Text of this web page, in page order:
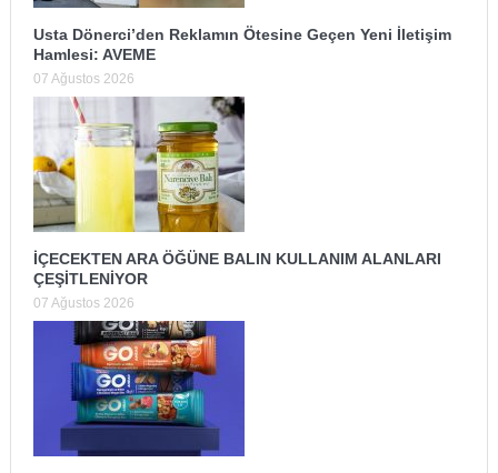
Usta Dönerci’den Reklamın Ötesine Geçen Yeni İletişim
Hamlesi: AVEME
07 Ağustos 2026
İÇECEKTEN ARA ÖĞÜNE BALIN KULLANIM ALANLARI
ÇEŞİTLENİYOR
07 Ağustos 2026